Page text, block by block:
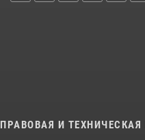
ПРАВОВАЯ И